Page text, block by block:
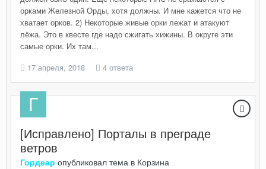
орками Железной Орды, хотя должны. И мне кажется что не
хватает орков. 2) Некоторые живые орки лежат и атакуют
лёжа. Это в квесте где надо сжигать хижины. В округе эти
самые орки. Их там...
17 апреля, 2018
4 ответа
[Исправлено] Порталы в преграде
ветров
Гордеар опубликовал тема в Корзина